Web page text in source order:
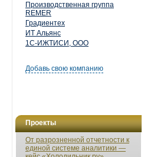
Производственная группа
REMER
Градиентех
ИТ Альянс
1С-ИЖТИСИ, ООО
Добавь свою компанию
Проекты
От разрозненной отчетности к
единой системе аналитики —